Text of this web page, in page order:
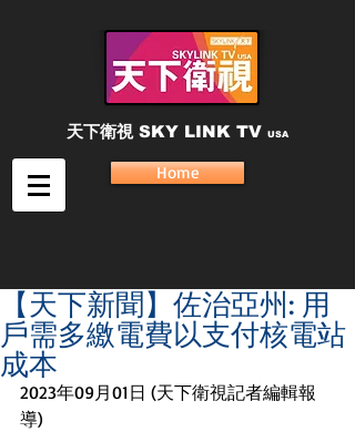
天下衛視 SKY LINK TV USA
Home
【天下新聞】佐治亞州: 用
戶需多繳電費以支付核電站
成本
2023年09月01日 (天下衛視記者編輯報
導)